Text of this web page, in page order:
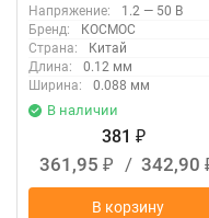
Напряжение:
1.2 — 50 В
Бренд:
КОСМОС
Страна:
Китай
Длина:
0.12 мм
Ширина:
0.088 мм
В наличии
381 ₽
361,95 ₽ / 342,90
В корзину